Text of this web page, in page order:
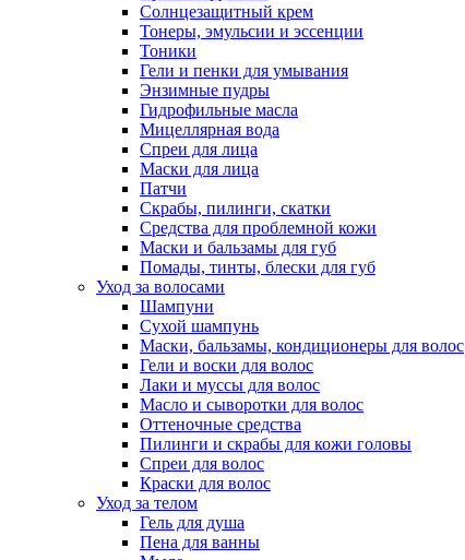
Солнцезащитный крем
Тонеры, эмульсии и эссенции
Тоники
Гели и пенки для умывания
Энзимные пудры
Гидрофильные масла
Мицеллярная вода
Спреи для лица
Маски для лица
Патчи
Скрабы, пилинги, скатки
Средства для проблемной кожи
Маски и бальзамы для губ
Помады, тинты, блески для губ
Уход за волосами
Шампуни
Сухой шампунь
Маски, бальзамы, кондиционеры для волос
Гели и воски для волос
Лаки и муссы для волос
Масло и сыворотки для волос
Оттеночные средства
Пилинги и скрабы для кожи головы
Спреи для волос
Краски для волос
Уход за телом
Гель для душа
Пена для ванны